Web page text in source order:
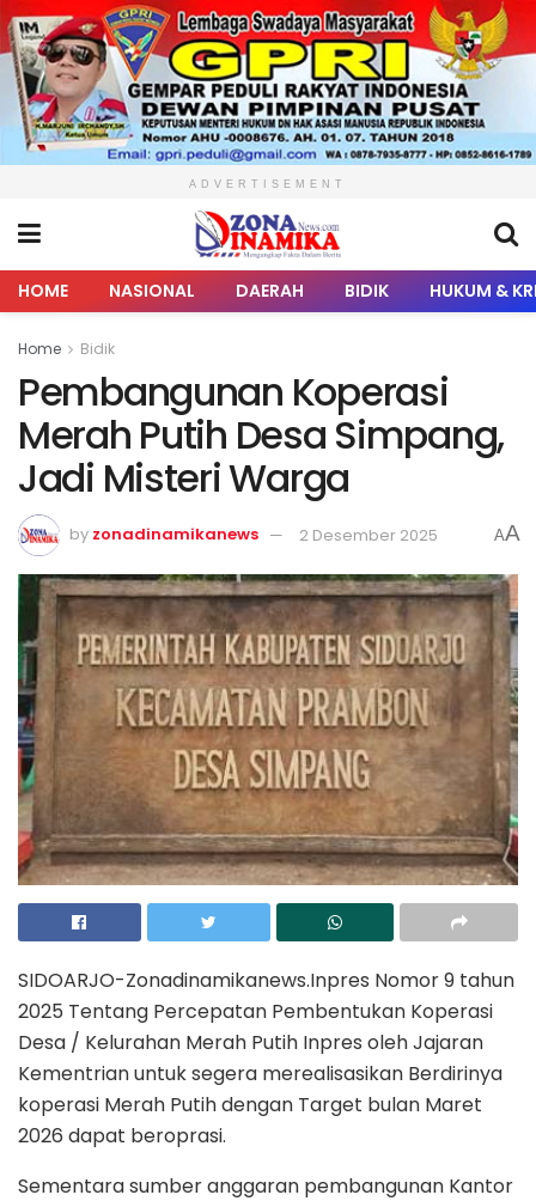
ADVERTISEMENT
HOME NASIONAL DAERAH BIDIK HUKUM &
Home Bidik
Pembangunan Koperasi
Merah Putih Desa Simpang,
Jadi Misteri Warga
by zonadinamikanews 2 Desember 2025 AA
SIDOARJO-Zonadinamikanews.Inpres Nomor 9 tahun
2025 Tentang Percepatan Pembentukan Koperasi
Desa / Kelurahan Merah Putih Inpres oleh Jajaran
Kementrian untuk segera merealisasikan Berdirinya
koperasi Merah Putih dengan Target bulan Maret
2026 dapat beroprasi.
Sementara sumber anggaran pembangunan Kantor